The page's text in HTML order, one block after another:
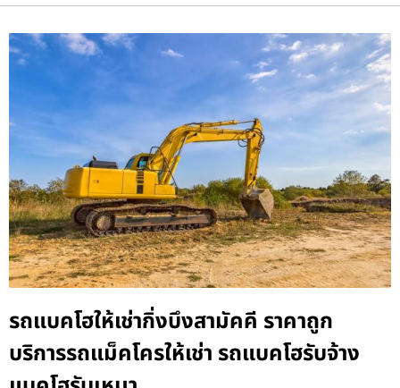
รถแบคโฮให้เช่ากิ่งบึงสามัคคี ราคาถูก
บริการรถแม็คโครให้เช่า รถแบคโฮรับจ้าง